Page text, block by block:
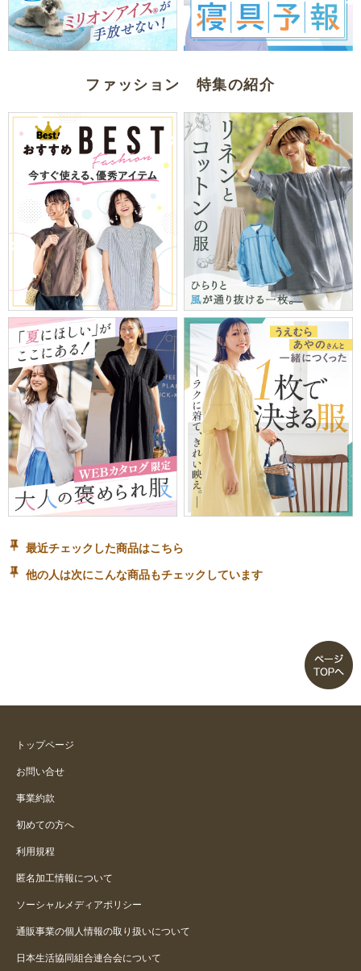
ファッション 特集の紹介
最近チェックした商品はこちら
他の人は次にこんな商品もチェックしています
トップページ
お問い合せ
事業約款
初めての方へ
利用規程
匿名加工情報について
ソーシャルメディアポリシー
通販事業の個人情報の取り扱いについて
日本生活協同組合連合会について